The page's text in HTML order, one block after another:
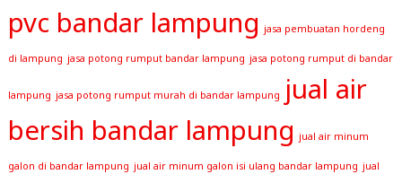
pvc bandar lampung jasa pembuatan hordeng
di lampung jasa potong rumput bandar lampung jasa potong rumput di bandar
lampung jasa potong rumput murah di bandar lampung
jual air
bersih bandar lampung jual air minum
galon di bandar lampung jual air minum galon isi ulang bandar lampung jual